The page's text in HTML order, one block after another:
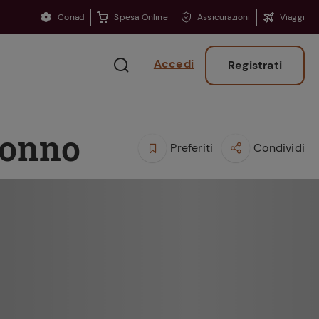
Conad Spesa Online Assicurazioni Viaggi
Accedi Registrati
Preferiti Condividi